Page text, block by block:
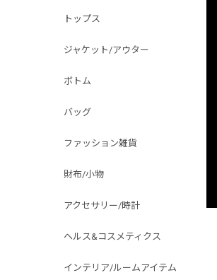
トップス
ジャケット/アウター
ボトム
バッグ
ファッション雑貨
財布/小物
アクセサリー/時計
ヘルス&コスメティクス
インテリア/ルームアイテム
別注限定 フード付き チェックシャツジャケット